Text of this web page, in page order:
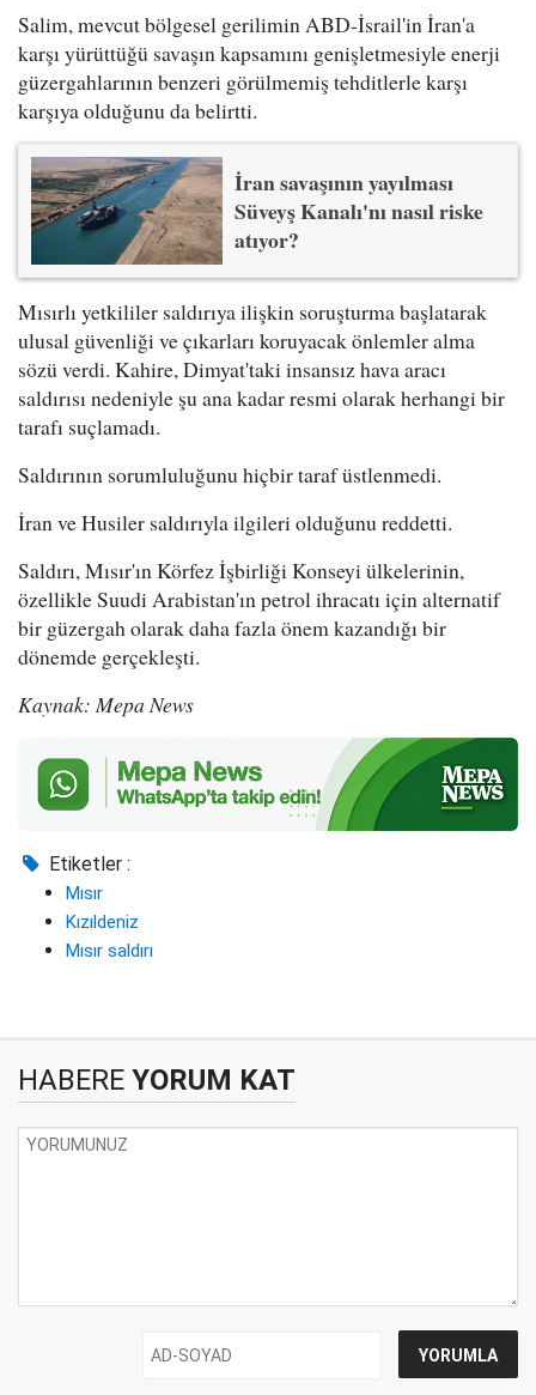
Salim, mevcut bölgesel gerilimin ABD-İsrail'in İran'a
karşı yürüttüğü savaşın kapsamını genişletmesiyle enerji
güzergahlarının benzeri görülmemiş tehditlerle karşı
karşıya olduğunu da belirtti.
İran savaşının yayılması
Süveyş Kanalı'nı nasıl riske
atıyor?
Mısırlı yetkililer saldırıya ilişkin soruşturma başlatarak
ulusal güvenliği ve çıkarları koruyacak önlemler alma
sözü verdi. Kahire, Dimyat'taki insansız hava aracı
saldırısı nedeniyle şu ana kadar resmi olarak herhangi bir
tarafı suçlamadı.
Saldırının sorumluluğunu hiçbir taraf üstlenmedi.
İran ve Husiler saldırıyla ilgileri olduğunu reddetti.
Saldırı, Mısır'ın Körfez İşbirliği Konseyi ülkelerinin,
özellikle Suudi Arabistan'ın petrol ihracatı için alternatif
bir güzergah olarak daha fazla önem kazandığı bir
dönemde gerçekleşti.
Kaynak: Mepa News
Etiketler :
Mısır
Kızıldeniz
Mısır saldırı
HABERE YORUM KAT